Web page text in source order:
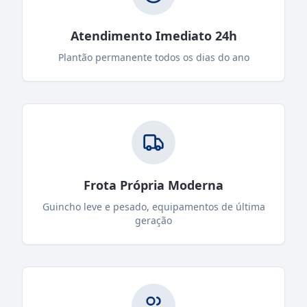
Atendimento Imediato 24h
Plantão permanente todos os dias do ano
Frota Própria Moderna
Guincho leve e pesado, equipamentos de última
geração